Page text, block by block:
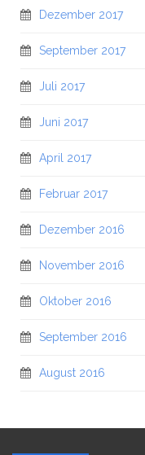
Dezember 2017
September 2017
Juli 2017
Juni 2017
April 2017
Februar 2017
Dezember 2016
November 2016
Oktober 2016
September 2016
August 2016